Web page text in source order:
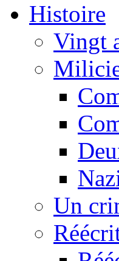
Histoire
Vingt
Un